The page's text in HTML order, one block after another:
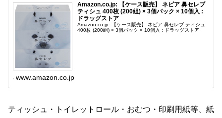
Amazon.co.jp: 【ケース販売】 ネピア 鼻セレブ
ティシュ 400枚 (200組) × 3個パック × 10個入 :
ドラッグストア
Amazon.co.jp: 【ケース販売】 ネピア 鼻セレブ ティシュ
400枚 (200組) × 3個パック × 10個入 : ドラッグストア
www.amazon.co.jp
ティッシュ・トイレットロール・おむつ・印刷用紙等、紙